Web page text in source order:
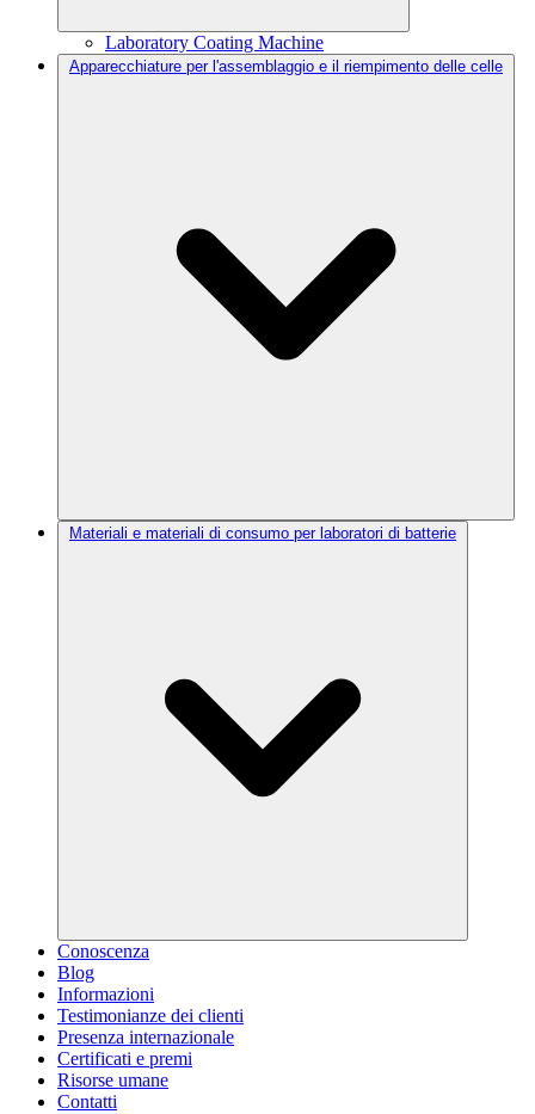
Laboratory Coating Machine
Apparecchiature per l'assemblaggio e il riempimento delle celle
Materiali e materiali di consumo per laboratori di batterie
Conoscenza
Blog
Informazioni
Testimonianze dei clienti
Presenza internazionale
Certificati e premi
Risorse umane
Contatti